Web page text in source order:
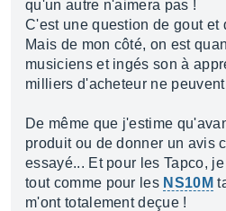
qu'un autre n'aimera pas !
C'est une question de gout et
Mais de mon côté, on est
musiciens et ingés son à
milliers d'acheteur ne
De même que j'estime
produit ou de donner un avis
essayé... Et pour les Tapco,
tout comme pour les NS10M
m'ont totalement deçue !